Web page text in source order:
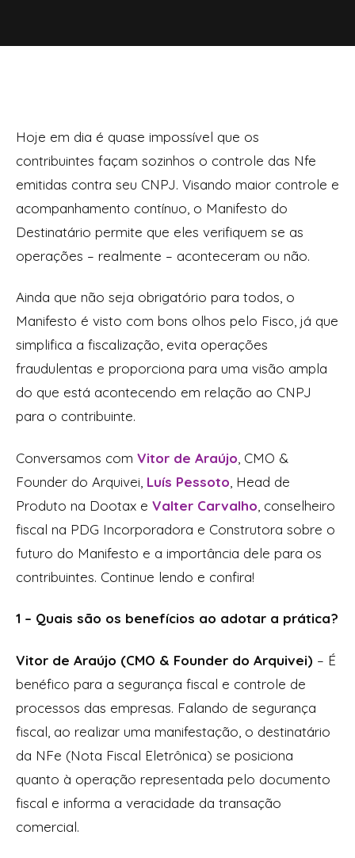
Hoje em dia é quase impossível que os
contribuintes façam sozinhos o controle das Nfe
emitidas contra seu CNPJ. Visando maior controle e
acompanhamento contínuo, o Manifesto do
Destinatário permite que eles verifiquem se as
operações – realmente – aconteceram ou não.
Ainda que não seja obrigatório para todos, o
Manifesto é visto com bons olhos pelo Fisco, já que
simplifica a fiscalização, evita operações
fraudulentas e proporciona para uma visão ampla
do que está acontecendo em relação ao CNPJ
para o contribuinte.
Conversamos com Vitor de Araújo , CMO &
Founder do Arquivei, Luís Pessoto , Head de
Produto na Dootax e Valter Carvalho , conselheiro
fiscal na PDG Incorporadora e Construtora sobre o
futuro do Manifesto e a importância dele para os
contribuintes. Continue lendo e confira!
1 – Quais são os benefícios ao adotar a prática?
Vitor de Araújo (CMO & Founder do Arquivei) – É
benéfico para a segurança fiscal e controle de
processos das empresas. Falando de segurança
fiscal, ao realizar uma manifestação, o destinatário
da NFe (Nota Fiscal Eletrônica) se posiciona
quanto à operação representada pelo documento
fiscal e informa a veracidade da transação
comercial.